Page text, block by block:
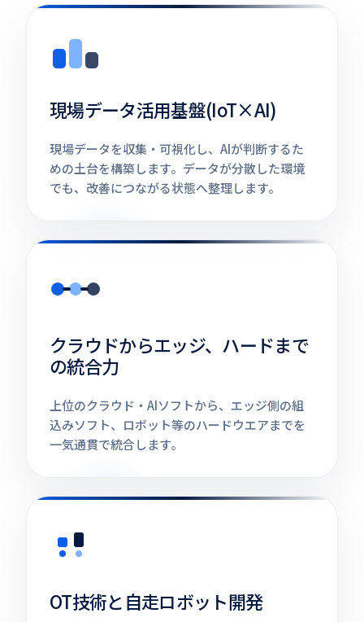
現場データ活用基盤(IoT×AI)
現場データを収集・可視化し、AIが判断するた
めの土台を構築します。データが分散した環境
でも、改善につながる状態へ整理します。
クラウドからエッジ、ハードまで
の統合力
上位のクラウド・AIソフトから、エッジ側の組
込みソフト、ロボット等のハードウエアまでを
一気通貫で統合します。
OT技術と自走ロボット開発